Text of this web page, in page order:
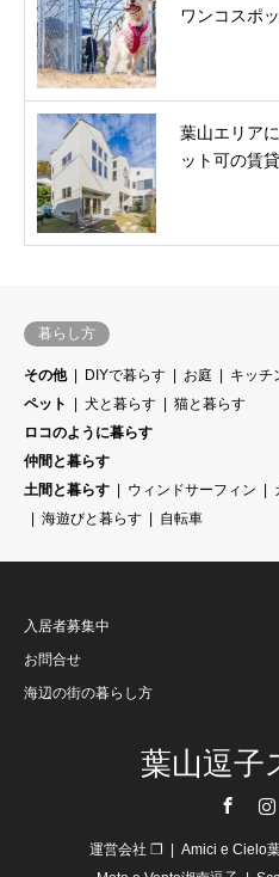
ワンコスポッ
葉山エリア
ット可の賃貸
暮らし方
その他 DIYで暮らす お庭 キッチ
ペット
犬と暮らす
猫と暮らす
ロコのように暮らす
仲間と暮らす
土間と暮らす
ウィンドサーフィン
海遊びと暮らす
自転車
入居者募集中
お問合せ
海辺の街の暮らし方
葉山逗子
運営会社 ❐ Amici e Cielo